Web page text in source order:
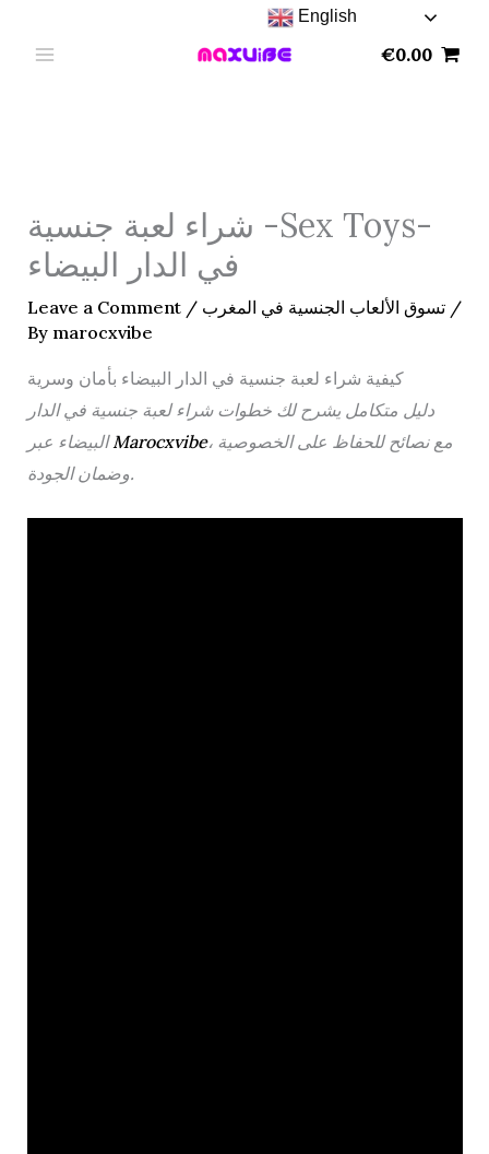
€0.00
شراء لعبة جنسية -Sex Toys-
في الدار البيضاء
Leave a Comment / تسوق الألعاب الجنسية في المغرب/
By marocxvibe
كيفية شراء لعبة جنسية في الدار البيضاء بأمان وسرية
دليل متكامل يشرح لك خطوات شراء لعبة جنسية في الدار
البيضاء عبرMarocxvibe، مع نصائح للحفاظ على الخصوصية
وضمان الجودة.
English